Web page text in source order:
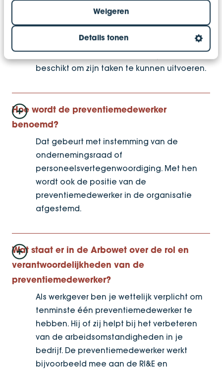
Weigeren
Details tonen
Een preventiemedewerker is niet verplicht
om een opleiding te volgen. Het wordt wel
sterk aanbevolen. Zo weet je zeker dat jouw
preventiemedewerker over de juiste kennis
beschikt om zijn taken te kunnen uitvoeren.
Hoe wordt de preventiemedewerker
benoemd?
Dat gebeurt met instemming van de
ondernemingsraad of
personeelsvertegenwoordiging. Met hen
wordt ook de positie van de
preventiemedewerker in de organisatie
afgestemd.
Wat staat er in de Arbowet over de rol en
verantwoordelijkheden van de
preventiemedewerker?
Als werkgever ben je wettelijk verplicht om
tenminste één preventiemedewerker te
hebben. Hij of zij helpt bij het verbeteren
van de arbeidsomstandigheden in je
bedrijf. De preventiemedewerker werkt
bijvoorbeeld mee aan de RI&E en